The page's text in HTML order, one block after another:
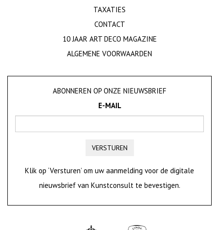
TAXATIES
CONTACT
10 JAAR ART DECO MAGAZINE
ALGEMENE VOORWAARDEN
ABONNEREN OP ONZE NIEUWSBRIEF
E-MAIL
VERSTUREN
Klik op ‘Versturen’ om uw aanmelding voor de digitale
nieuwsbrief van Kunstconsult te bevestigen.